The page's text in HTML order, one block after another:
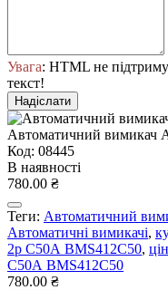
Увага: HTML не
текст!
Надіслати
Автоматичний вимикач
Код: 08445
В наявності
780.00 ₴
Теги: Автоматичний
Автоматичні вимикачі,
2р С50А BMS412C50,
С50А BMS412C50
780.00 ₴